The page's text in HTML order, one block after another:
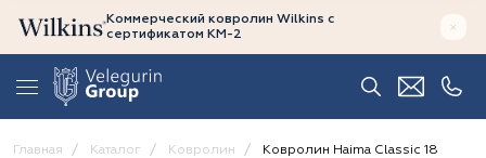
Коммерческий ковролин Wilkins с
сертификатом КМ-2
Главная Каталог Ковролин Ковролин Haima Classic 18